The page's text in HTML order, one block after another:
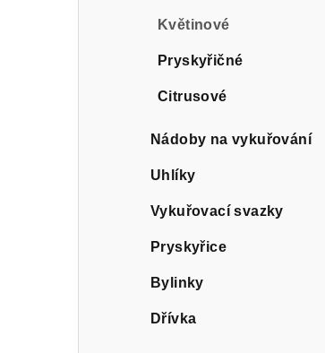
Květinové
Pryskyřičné
Citrusové
Nádoby na vykuřování
Uhlíky
Vykuřovací svazky
Pryskyřice
Bylinky
Dřívka